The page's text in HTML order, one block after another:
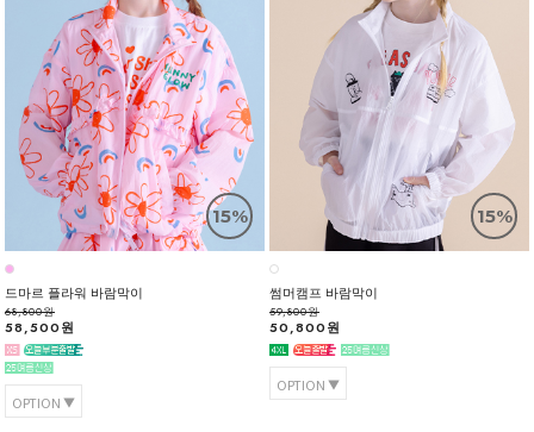
15%
드마르 플라워 바람막이
68,800원
58,500원
OPTION
15%
썸머캠프 바람막이
59,800원
50,800원
OPTION